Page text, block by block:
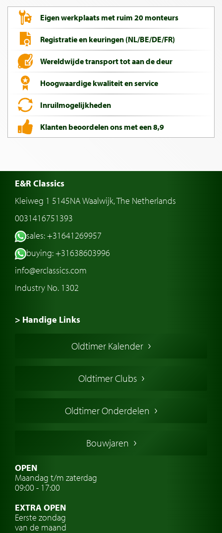
Eigen werkplaats met ruim 20 monteurs
Registratie en keuringen (NL/BE/DE/FR)
Wereldwijde transport tot aan de deur
Hoogwaardige kwaliteit en service
Inruilmogelijkheden
Klanten beoordelen ons met een 8,9
E&R Classics
Kleiweg 1 5145NA Waalwijk, The Netherlands
0031416751393
sales: +31641269957
buying: +31638603996
info@erclassics.com
Industry No. 1302
> Handige Links
Amerikaanse oldtimers
Franse oldtimers
Zweedse oldtimers
Oldtimer verzekering
Oldtimer reizen
Oldtimer Kalender
Oldtimer Clubs
Oldtimer Onderdelen
Bouwjaren
OPEN
Maandag t/m zaterdag
09:00 - 17:00
EXTRA OPEN
Eerste zondag
van de maand